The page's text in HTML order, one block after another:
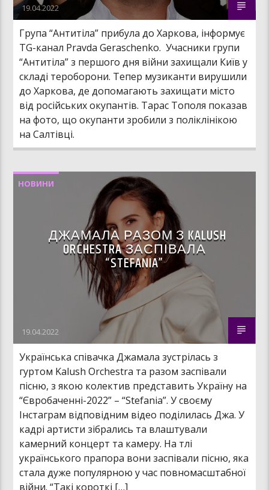
19.04.2022
Група “Антитіла” прибула до Харкова, інформує
TG-канал Pravda Geraschenko. Учасники групи
“Антитіла” з першого дня війни захищали Київ у
складі тероборони. Тепер музиканти вирушили
до Харкова, де допомагають захищати місто
від російських окупантів. Тарас Тополя показав
на фото, що окупанти зробили з поліклінікою
на Салтівці.
НОВИНИ
ДЖАМАЛА РАЗОМ З KALUSH
ORCHESTRA ЗАСПІВАЛА
“STEFANIA”
19.04.2022
Українська співачка Джамала зустрілась з
гуртом Kalush Orchestra та разом заспівали
пісню, з якою колектив представить Україну на
“Євробаченні-2022” – “Stefania”. У своєму
Інстаграм відповідним відео поділилась Джа. У
кадрі артисти зібрались та влаштували
камерний концерт та камеру. На тлі
українського прапора вони заспівали пісню, яка
стала дуже популярною у час повномасштабної
війни. “Такі короткі […]